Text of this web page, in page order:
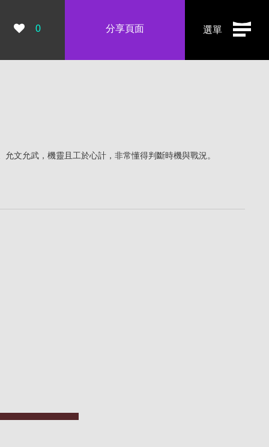
選單
瀏覽數：
0 分享頁面
文允武，機靈且工於心計，非常懂得判斷時機與戰況。